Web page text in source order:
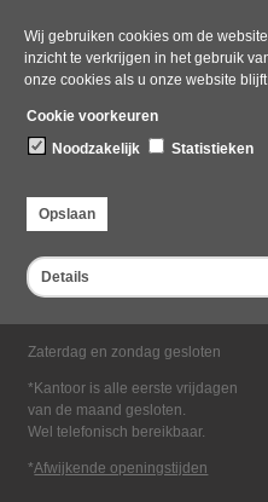
Wij gebruiken cookies om de
inzicht te verkrijgen in het gebruik
onze cookies als u onze website
Cookie voorkeuren
Noodzakelijk
Statistieken
Opslaan
Details
Bezoekadres
Dampten 2, 1624 NR Hoorn
Postadres
Postbus 2095, 1620 EB Hoorn
Openingstijden kantoor
Maandag tot en met vrijdag*
Zaterdag en zondag gesloten
*Kantoor is alle eerste vrijdagen
van de maand gesloten.
Wel telefonisch bereikbaar.
*Afwijkende openingstijden